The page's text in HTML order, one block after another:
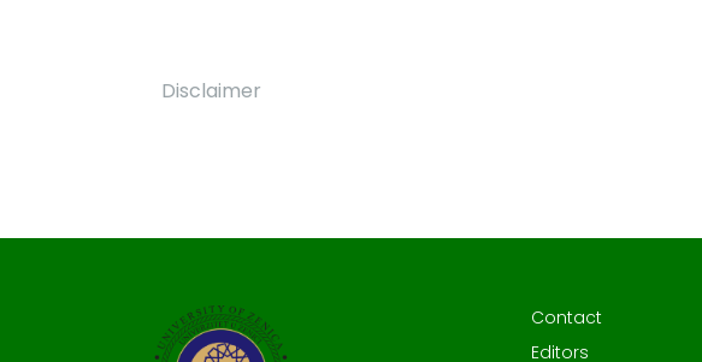
Disclaimer
Contact
Editors